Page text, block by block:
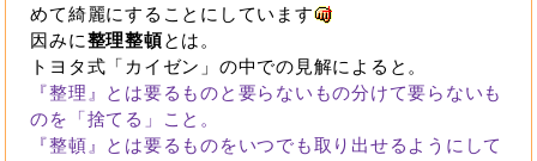
めて綺麗にすることにしています
因みに整理整頓とは。
トヨタ式「カイゼン」の中での見解によると。
『整理』とは要るものと要らないもの分けて要らないも
のを「捨てる」こと。
『整頓』とは要るものをいつでも取り出せるようにして